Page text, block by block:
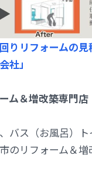
りリフォームの
社」
ム＆増改築専門
バス（お風呂）
のリフォーム＆